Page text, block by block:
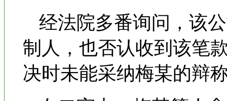
经法院多番询问，该
制人，也否认收到该笔
决时未能采纳梅某的辩